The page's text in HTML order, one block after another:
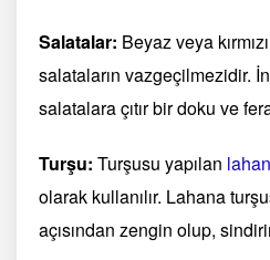
Salatalar: Beyaz veya
salataların vazgeçilmezidir.
salatalara çıtır bir doku ve
Turşu: Turşusu yapılan
olarak kullanılır. Lahana
açısından zengin olup,